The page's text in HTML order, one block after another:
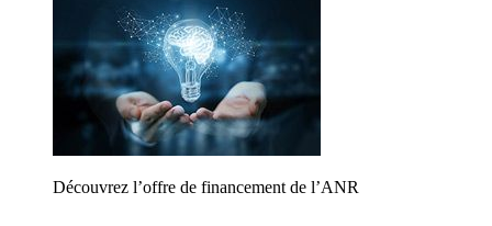
Découvrez l’offre de financement de l’ANR